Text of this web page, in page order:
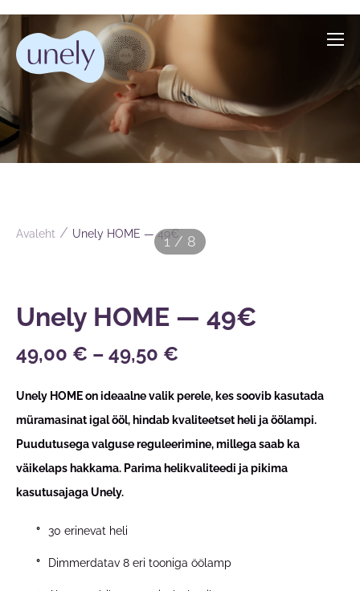
Avaleht / Unely HOME — 49€1 / 8
Unely HOME — 49€
49,00 € – 49,50 €
Unely HOME on ideaalne valik perele, kes soovib kasutada
müramasinat igal ööl, hindab kvaliteetset heli ja öölampi.
Puudutusega valguse reguleerimine, millega saab ka
väikelaps hakkama. Parima helikvaliteedi ja pikima
kasutusajaga Unely.
30 erinevat heli
Dimmerdatav 8 eri tooniga öölamp